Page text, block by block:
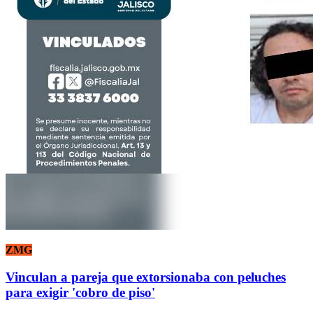
ZMG
Vinculan a pareja que extorsionaba con peluches
para exigir 'cobro de piso'